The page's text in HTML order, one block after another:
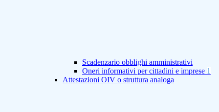
Scadenzario obblighi amministrativi
Oneri informativi per cittadini e imprese 1
Attestazioni OIV o struttura analoga